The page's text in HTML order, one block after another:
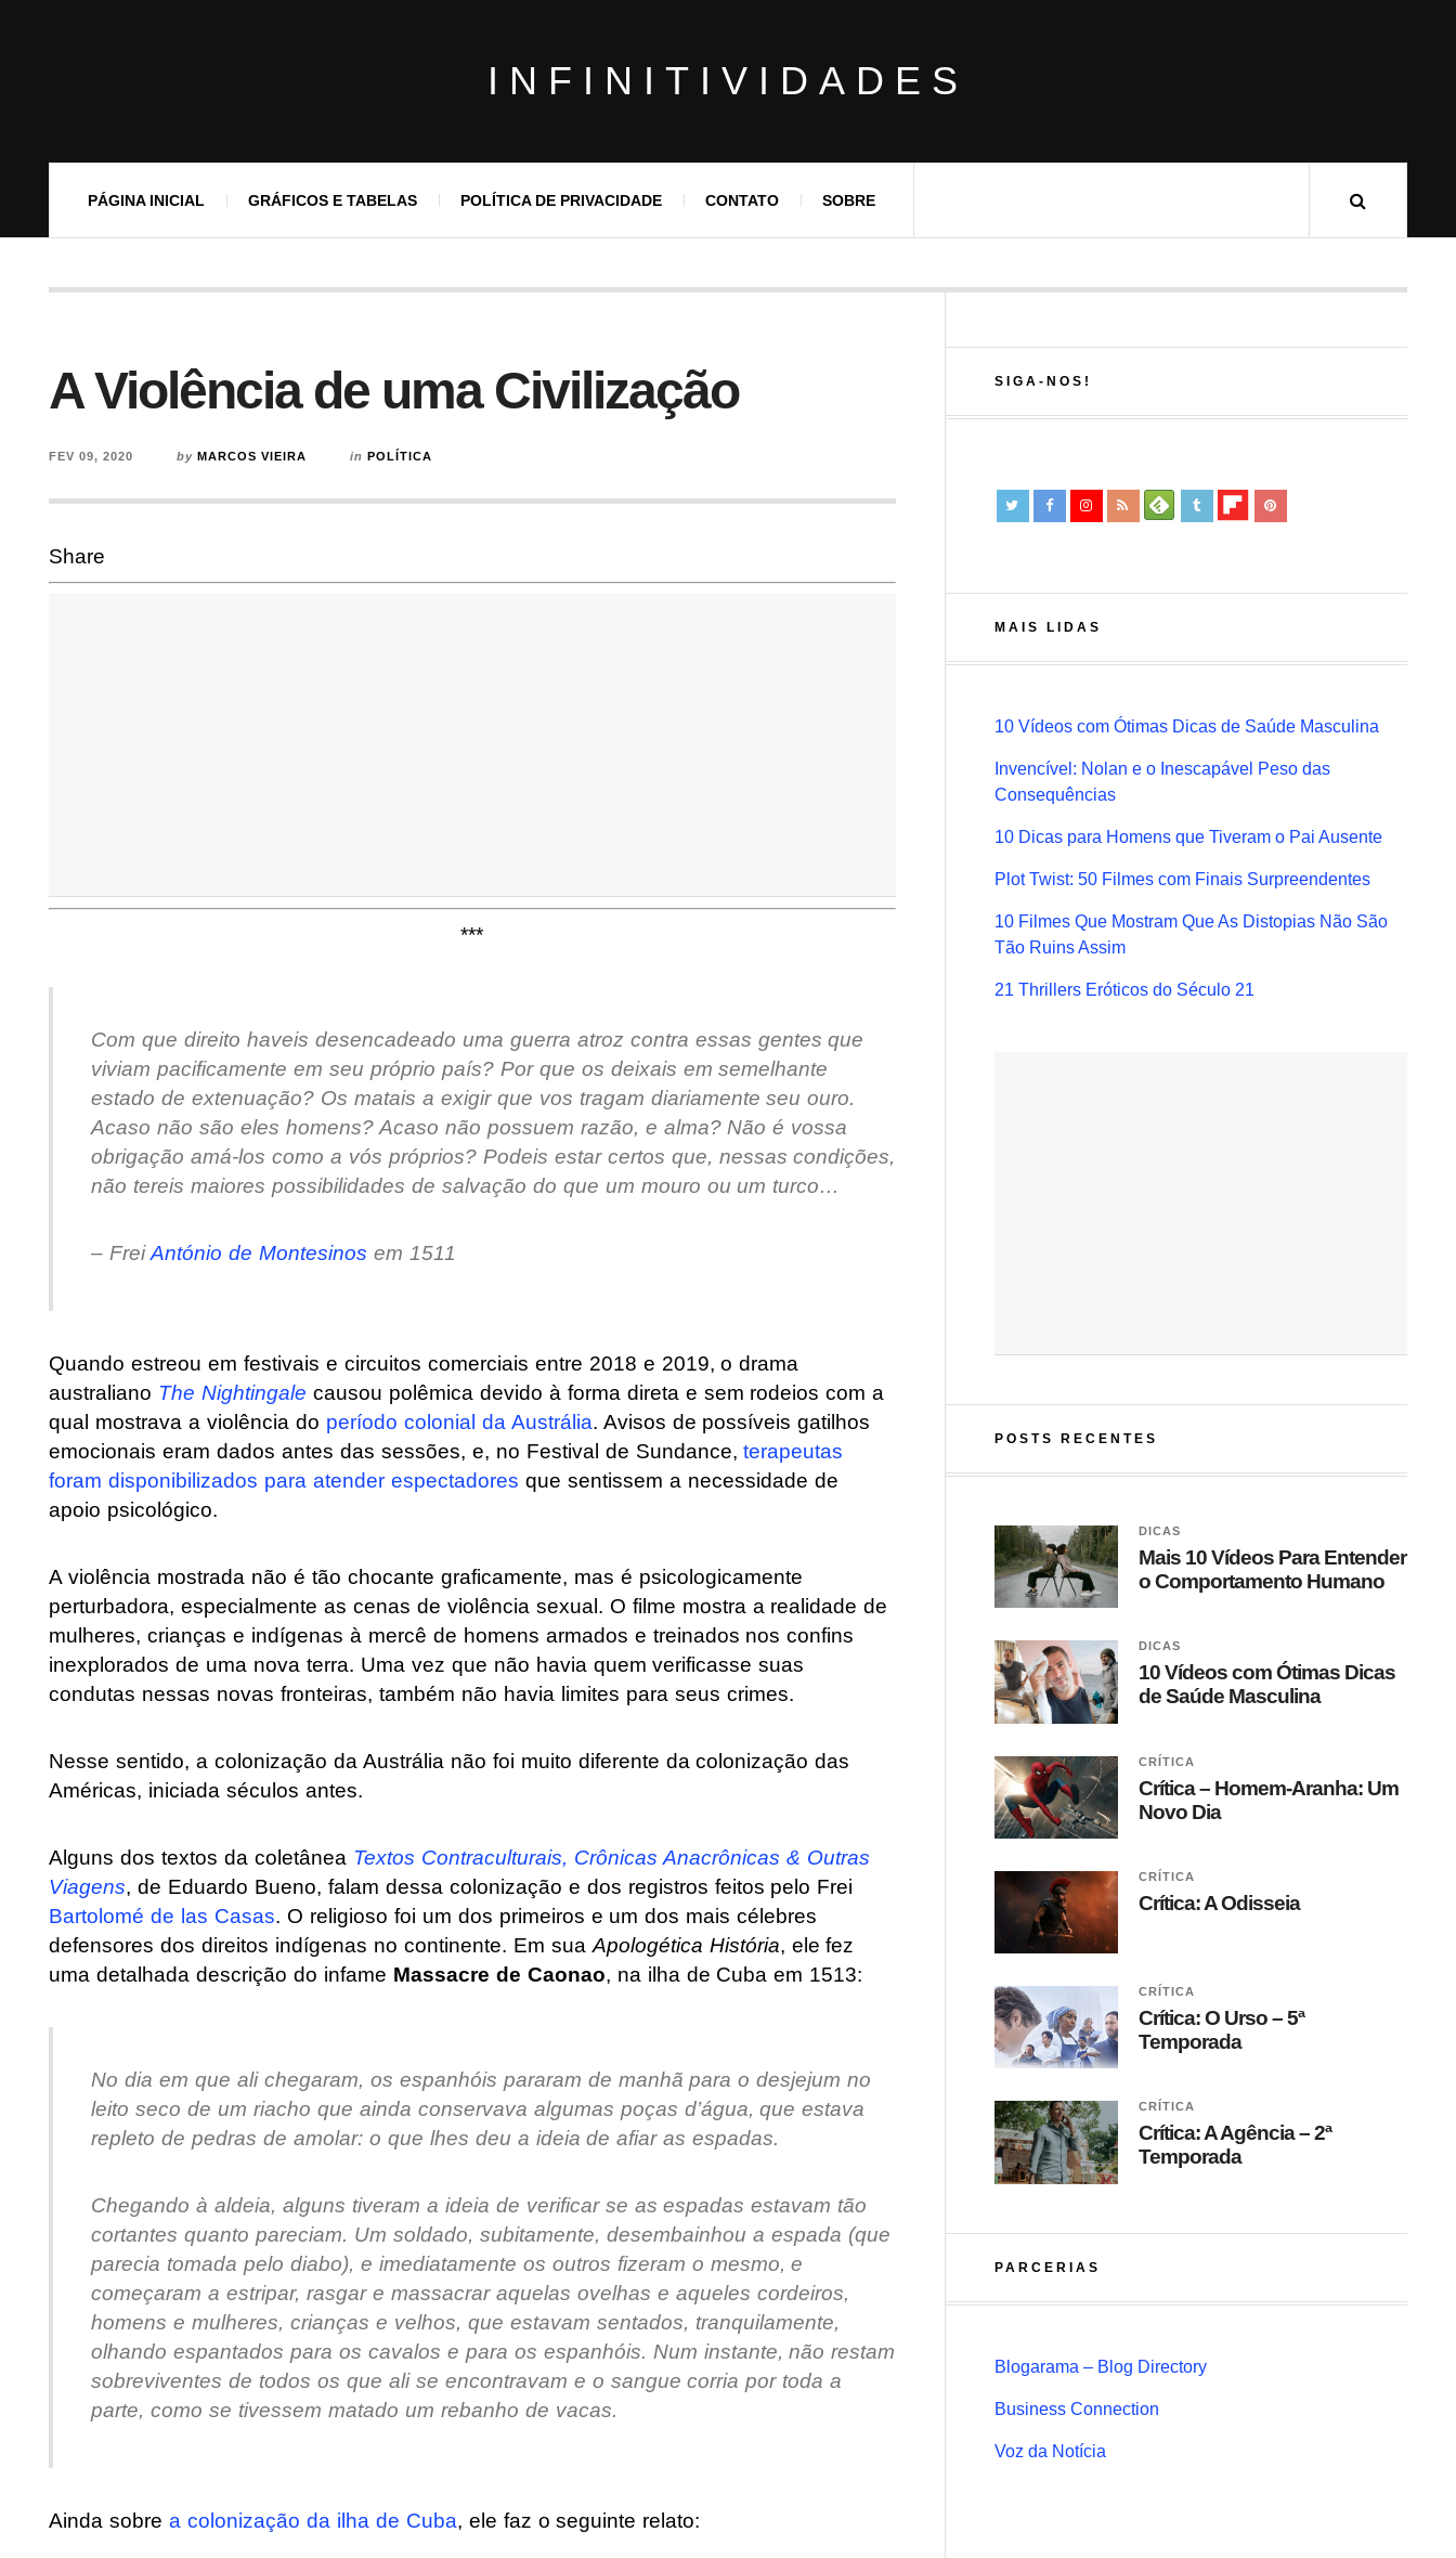
INFINITIVIDADES
PÁGINA INICIAL GRÁFICOS E TABELAS POLÍTICA DE PRIVACIDADE CONTATO SOBRE
A Violência de uma Civilização
FEV 09, 2020 by MARCOS VIEIRA in POLÍTICA
Share
***
Com que direito haveis desencadeado uma guerra atroz contra essas gentes que
viviam pacificamente em seu próprio país? Por que os deixais em semelhante
estado de extenuação? Os matais a exigir que vos tragam diariamente seu ouro.
Acaso não são eles homens? Acaso não possuem razão, e alma? Não é vossa
obrigação amá-los como a vós próprios? Podeis estar certos que, nessas condições,
não tereis maiores possibilidades de salvação do que um mouro ou um turco…
– FreiAntónio de Montesinos em 1511
Quando estreou em festivais e circuitos comerciais entre 2018 e 2019, o drama
australiano The Nightingale causou polêmica devido à forma direta e sem rodeios com a
qual mostrava a violência do período colonial da Austrália. Avisos de possíveis gatilhos
emocionais eram dados antes das sessões, e, no Festival de Sundance,terapeutas
foram disponibilizados para atender espectadores que sentissem a necessidade de
apoio psicológico.
A violência mostrada não é tão chocante graficamente, mas é psicologicamente
perturbadora, especialmente as cenas de violência sexual. O filme mostra a realidade de
mulheres, crianças e indígenas à mercê de homens armados e treinados nos confins
inexplorados de uma nova terra. Uma vez que não havia quem verificasse suas
condutas nessas novas fronteiras, também não havia limites para seus crimes.
Nesse sentido, a colonização da Austrália não foi muito diferente da colonização das
Américas, iniciada séculos antes.
Alguns dos textos da coletânea Textos Contraculturais, Crônicas Anacrônicas & Outras
Viagens, de Eduardo Bueno, falam dessa colonização e dos registros feitos pelo Frei
Bartolomé de las Casas. O religioso foi um dos primeiros e um dos mais célebres
defensores dos direitos indígenas no continente. Em sua Apologética História, ele fez
uma detalhada descrição do infame Massacre de Caonao, na ilha de Cuba em 1513:
No dia em que ali chegaram, os espanhóis pararam de manhã para o desjejum no
leito seco de um riacho que ainda conservava algumas poças d’água, que estava
repleto de pedras de amolar: o que lhes deu a ideia de afiar as espadas.
Chegando à aldeia, alguns tiveram a ideia de verificar se as espadas estavam tão
cortantes quanto pareciam. Um soldado, subitamente, desembainhou a espada (que
parecia tomada pelo diabo), e imediatamente os outros fizeram o mesmo, e
começaram a estripar, rasgar e massacrar aquelas ovelhas e aqueles cordeiros,
homens e mulheres, crianças e velhos, que estavam sentados, tranquilamente,
olhando espantados para os cavalos e para os espanhóis. Num instante, não restam
sobreviventes de todos os que ali se encontravam e o sangue corria por toda a
parte, como se tivessem matado um rebanho de vacas.
Ainda sobre a colonização da ilha de Cuba, ele faz o seguinte relato:
SIGA-NOS!
MAIS LIDAS
10 Vídeos com Ótimas Dicas de Saúde Masculina
Invencível: Nolan e o Inescapável Peso das
Consequências
10 Dicas para Homens que Tiveram o Pai Ausente
Plot Twist: 50 Filmes com Finais Surpreendentes
10 Filmes Que Mostram Que As Distopias Não São
Tão Ruins Assim
21 Thrillers Eróticos do Século 21
POSTS RECENTES
DICAS
Mais 10 Vídeos Para Entender
o Comportamento Humano
DICAS
10 Vídeos com Ótimas Dicas
de Saúde Masculina
CRÍTICA
Crítica – Homem-Aranha: Um
Novo Dia
CRÍTICA
Crítica: A Odisseia
CRÍTICA
Crítica: O Urso – 5ª
Temporada
CRÍTICA
Crítica: A Agência – 2ª
Temporada
PARCERIAS
Blogarama – Blog Directory
Business Connection
Voz da Notícia